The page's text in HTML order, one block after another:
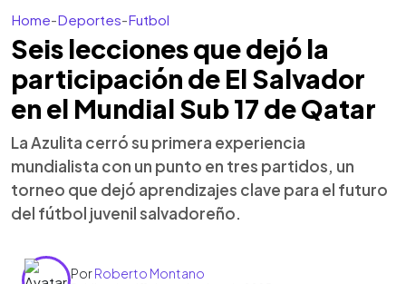
Home-Deportes-Futbol
Seis lecciones que dejó la
participación de El Salvador
en el Mundial Sub 17 de Qatar
La Azulita cerró su primera experiencia
mundialista con un punto en tres partidos, un
torneo que dejó aprendizajes clave para el futuro
del fútbol juvenil salvadoreño.
PorRoberto Montano